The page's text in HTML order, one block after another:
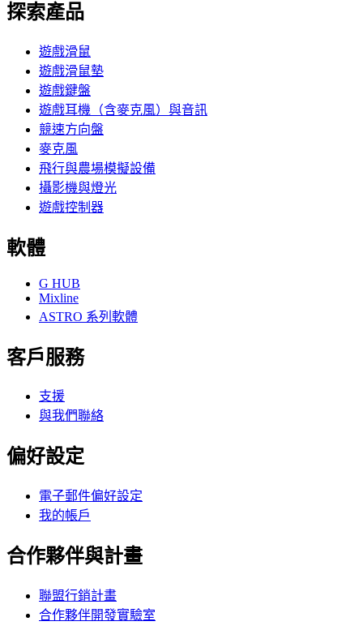
探索產品
遊戲滑鼠
遊戲滑鼠墊
遊戲鍵盤
遊戲耳機（含麥克風）與音訊
競速方向盤
麥克風
飛行與農場模擬設備
攝影機與燈光
遊戲控制器
軟體
G HUB
Mixline
ASTRO 系列軟體
客戶服務
支援
與我們聯絡
偏好設定
電子郵件偏好設定
我的帳戶
合作夥伴與計畫
聯盟行銷計畫
合作夥伴開發實驗室